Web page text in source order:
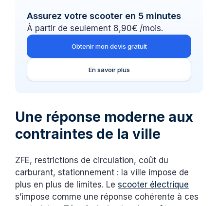
Assurez votre scooter en 5 minutes
À partir de seulement 8,90€ /mois.
Obtenir mon devis gratuit
En savoir plus
Une réponse moderne aux
contraintes de la ville
ZFE, restrictions de circulation, coût du
carburant, stationnement : la ville impose de
plus en plus de limites. Lescooter électrique
s’impose comme une réponse cohérente à ces